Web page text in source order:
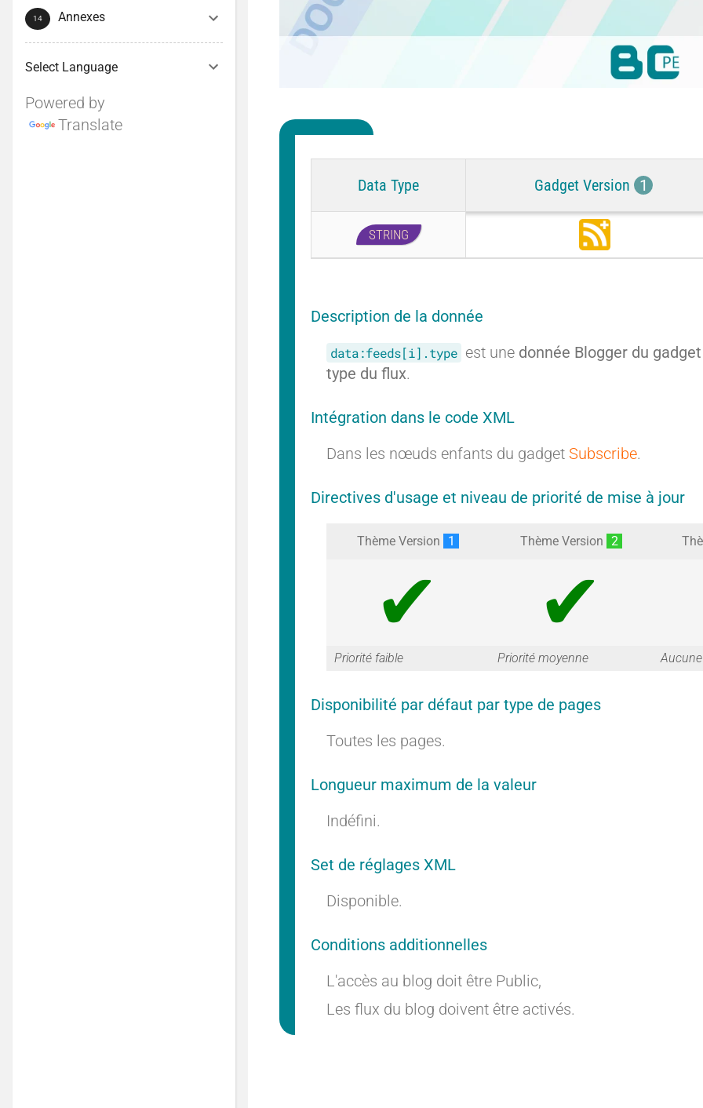
Data Type Gadget Version 1
STRING
u
b
Description de la donnée
data:feeds[i].type est une donnée Blogger du
type du flux.
Intégration dans le code XML
Dans les nœuds enfants du gadget Subscribe.
Directives d'usage et niveau de priorité de mise à jour
Thème Version 1
G
a
r
a
n
Priorité faible
Thème Version 2
G
n
Priorité moyenne
Disponibilité par défaut par type de pages
Toutes les pages.
Longueur maximum de la valeur
Indéfini.
Set de réglages XML
Disponible.
Conditions additionnelles
L'accès au blog doit être Public,
Les flux du blog doivent être activés.
Annexes
Powered by
Translate